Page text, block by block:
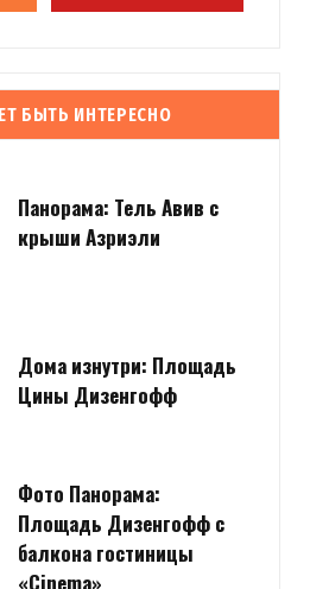
БЫТЬ ИНТЕРЕСНО
Панорама: Тель Авив с
крыши Азриэли
Дома изнутри: Площадь
Цины Дизенгофф
Фото Панорама:
Площадь Дизенгофф с
балкона гостиницы
«Cinema»